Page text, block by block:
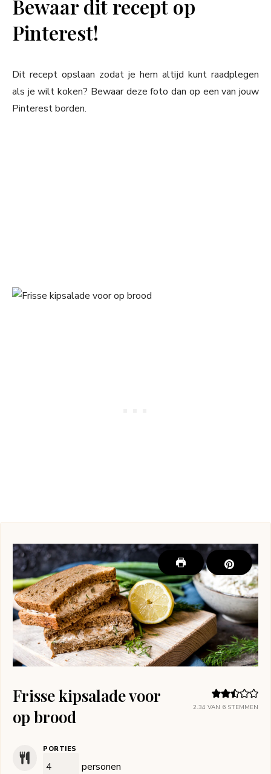
Bewaar dit recept op
Pinterest!
Dit recept opslaan zodat je hem altijd kunt raadplegen
als je wilt koken? Bewaar deze foto dan op een van jouw
Pinterest borden.
2.34 VAN 6 STEMMEN
Frisse kipsalade voor
op brood
PORTIES
personen